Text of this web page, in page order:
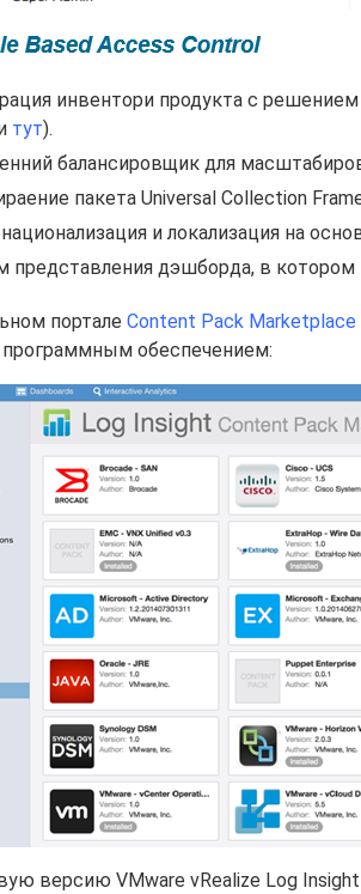
инвентори продукта с
тут).
балансировщик для
пакета Universal Collection
и локализация на
представления дэшборда, в
портале Content Pack Marketplace
обеспечением:
версию VMware vRealize Log